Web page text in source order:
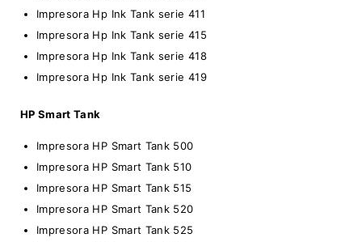
Impresora Hp Ink Tank serie 411
Impresora Hp Ink Tank serie 415
Impresora Hp Ink Tank serie 418
Impresora Hp Ink Tank serie 419
HP Smart Tank
Impresora HP Smart Tank 500
Impresora HP Smart Tank 510
Impresora HP Smart Tank 515
Impresora HP Smart Tank 520
Impresora HP Smart Tank 525